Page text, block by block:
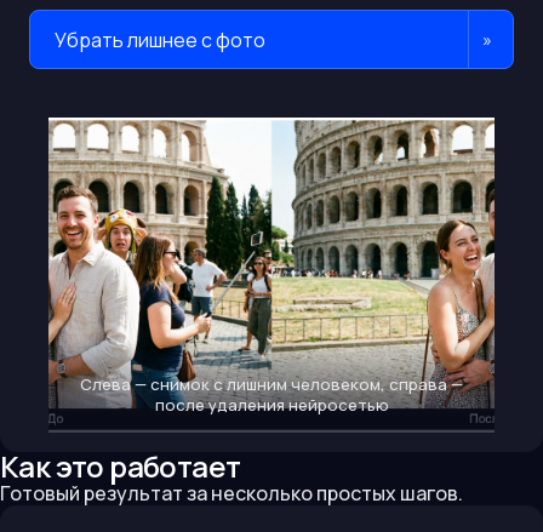
Убрать лишнее с фото »
Слева — снимок с лишним человеком, справа —
после удаления нейросетью
Как это работает
Готовый результат за несколько простых шагов.